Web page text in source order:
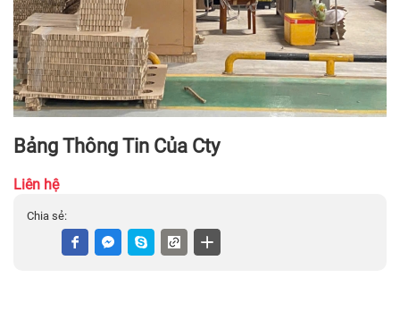
Bảng Thông Tin Của Cty
Liên hệ
Chia sẻ: